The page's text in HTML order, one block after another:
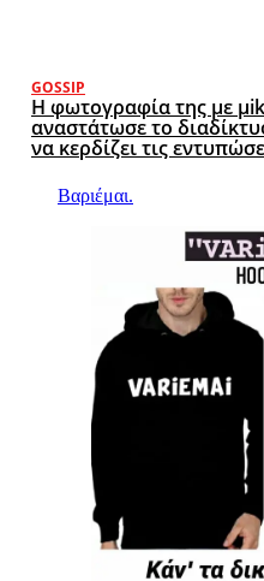
GOSSIP
Η φωτογραφία της με
αναστάτωσε το
να κερδίζει τις
Βαριέμαι.